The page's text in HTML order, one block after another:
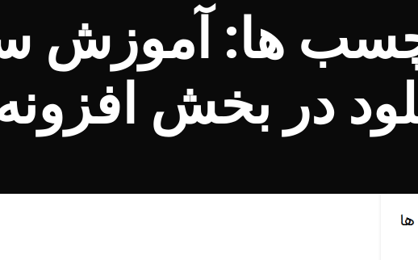
ها: آموزش
در بخش